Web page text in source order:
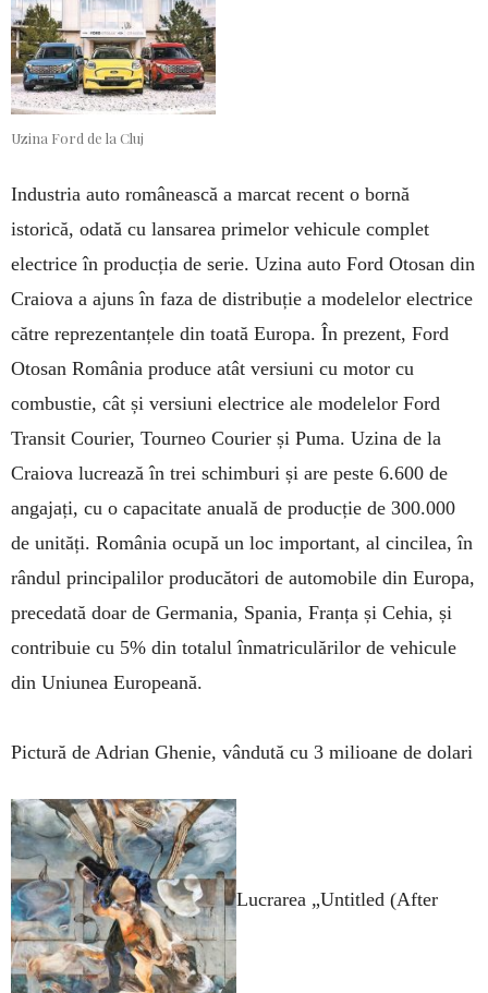
Uzina Ford de la Cluj
Industria auto românească a marcat recent o bornă
istorică, odată cu lansarea primelor vehicule complet
electrice în producția de serie. Uzina auto Ford Otosan din
Craiova a ajuns în faza de distribuție a modelelor electrice
către reprezentanțele din toată Europa. În prezent, Ford
Otosan România produce atât versiuni cu motor cu
combustie, cât și versiuni electrice ale modelelor Ford
Transit Courier, Tourneo Courier și Puma. Uzina de la
Craiova lucrează în trei schimburi și are peste 6.600 de
angajați, cu o capacitate anuală de producție de 300.000
de unități. România ocupă un loc important, al cincilea, în
rândul principalilor producători de automobile din Europa,
precedată doar de Germania, Spania, Franța și Cehia, și
contribuie cu 5% din totalul înmatriculărilor de vehicule
din Uniunea Europeană.
Pictură de Adrian Ghenie, vândută cu 3 milioane de dolari
Lucrarea „Unti­tled (After